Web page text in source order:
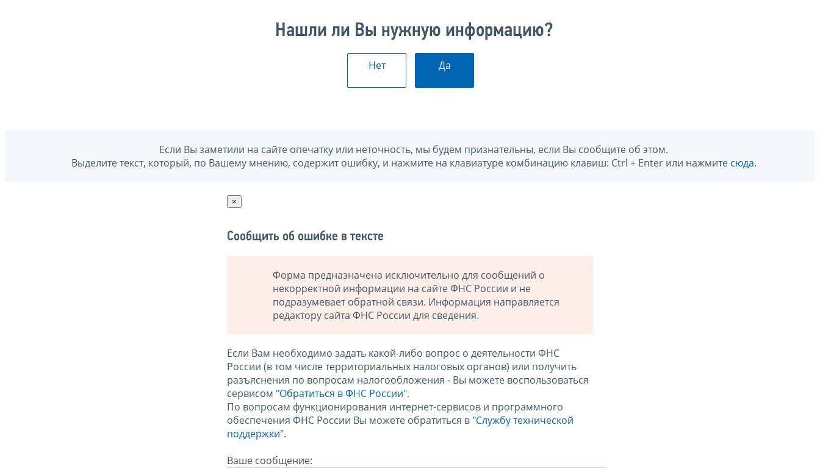
Нашли ли Вы нужную информацию?
Нет Да
Если Вы заметили на сайте опечатку или неточность, мы будем признательны, если Вы сообщите об этом.
Выделите текст, который, по Вашему мнению, содержит ошибку, и нажмите на клавиатуре комбинацию клавиш: Ctrl + Enter или нажмите сюда.
×
Сообщить об ошибке в тексте
Форма предназначена исключительно для сообщений о
некорректной информации на сайте ФНС России и не
подразумевает обратной связи. Информация направляется
редактору сайта ФНС России для сведения.
Если Вам необходимо задать какой-либо вопрос о деятельности ФНС
России (в том числе территориальных налоговых органов) или получить
разъяснения по вопросам налогообложения - Вы можете воспользоваться
сервисом "Обратиться в ФНС России".
По вопросам функционирования интернет-сервисов и программного
обеспечения ФНС России Вы можете обратиться в "Службу технической
поддержки".
Ваше сообщение: